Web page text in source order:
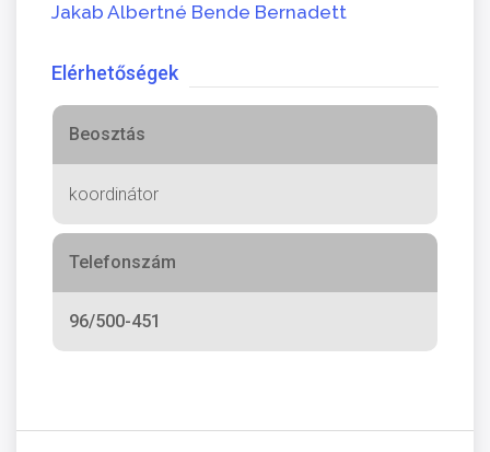
Jakab Albertné Bende Bernadett
Elérhetőségek
Beosztás
koordinátor
Telefonszám
96/500-451